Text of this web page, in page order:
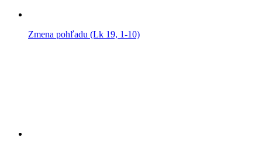
Zmena pohľadu (Lk 19, 1-10)